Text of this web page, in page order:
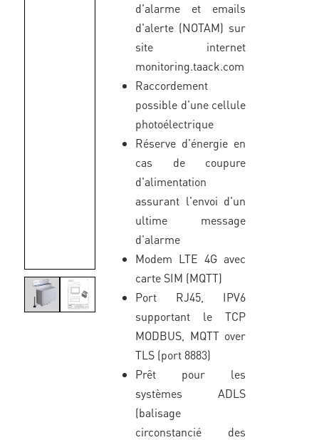
d'alarme et emails
d'alerte (NOTAM) sur
site internet
monitoring.taack.com
Raccordement
possible d'une cellule
photoélectrique
Réserve d'énergie en
cas de coupure
d'alimentation
assurant l'envoi d'un
ultime message
d'alarme
Modem LTE 4G avec
carte SIM (MQTT)
Port RJ45, IPV6
supportant le TCP
MODBUS, MQTT over
TLS (port 8883)
Prêt pour les
systèmes ADLS
(balisage
circonstancié des